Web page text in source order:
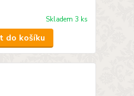
Skladem 3 ks
do košíku